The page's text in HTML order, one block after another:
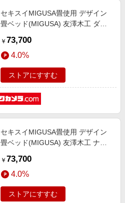
セキスイMIGUSA畳使用 デザイン
畳ベッド(MIGUSA) 友澤木工 ダー
[セミダブルサイズ]
￥ 73,700
4.0%
ストアにすすむ
セキスイMIGUSA畳使用 デザイン
畳ベッド(MIGUSA) 友澤木工 ナチ
ミダブルサイズ]
￥ 73,700
4.0%
ストアにすすむ